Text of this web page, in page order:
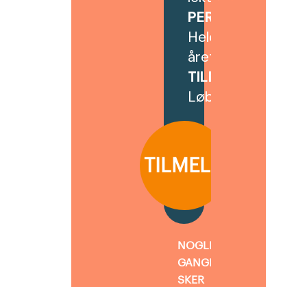
PERIODE
Hele
året
TILMELDING:
Løbende
TILMELD
NOGLE
GANGE
SKER